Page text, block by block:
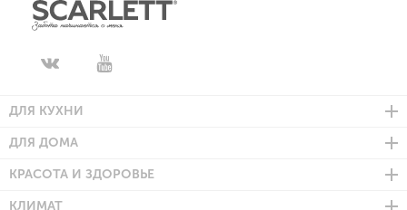
ДЛЯ КУХНИ
ДЛЯ ДОМА
КРАСОТА И ЗДОРОВЬЕ
КЛИМАТ